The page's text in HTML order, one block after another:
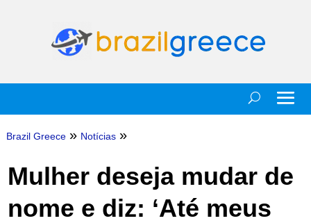
Brazil Greece » Notícias »
Mulher deseja mudar de
nome e diz: ‘Até meus